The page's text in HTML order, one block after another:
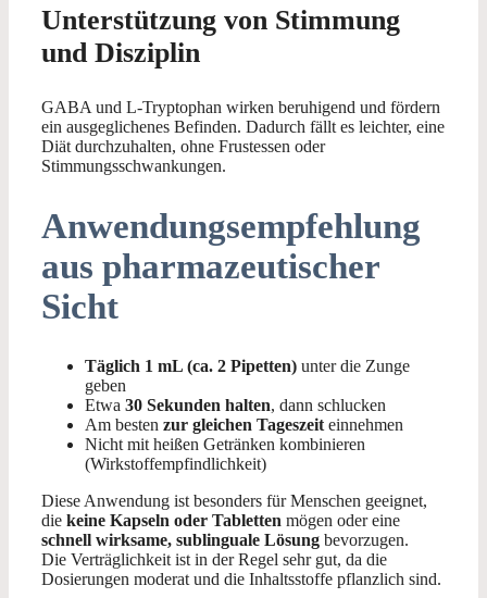
Unterstützung von Stimmung
und Disziplin
GABA und L-Tryptophan wirken beruhigend und fördern
ein ausgeglichenes Befinden. Dadurch fällt es leichter, eine
Diät durchzuhalten, ohne Frustessen oder
Stimmungsschwankungen.
Anwendungsempfehlung
aus pharmazeutischer
Sicht
Täglich 1 mL (ca. 2 Pipetten) unter die Zunge
geben
Etwa 30 Sekunden halten, dann schlucken
Am besten zur gleichen Tageszeit einnehmen
Nicht mit heißen Getränken kombinieren
(Wirkstoffempfindlichkeit)
Diese Anwendung ist besonders für Menschen geeignet,
die keine Kapseln oder Tabletten mögen oder eine
schnell wirksame, sublinguale Lösung bevorzugen.
Die Verträglichkeit ist in der Regel sehr gut, da die
Dosierungen moderat und die Inhaltsstoffe pflanzlich sind.